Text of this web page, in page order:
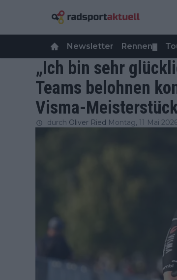
Newsletter Rennen
„Ich bin sehr
Teams belohnen
Visma-
durch Oliver Ried Montag, 11 Mai